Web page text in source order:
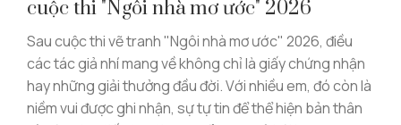
cuộc thi "Ngôi nhà mơ ước" 2026
Sau cuộc thi vẽ tranh "Ngôi nhà mơ ước" 2026, điều
các tác giả nhí mang về không chỉ là giấy chứng nhận
hay những giải thưởng đầu đời. Với nhiều em, đó còn là
niềm vui được ghi nhận, sự tự tin để thể hiện bản thân